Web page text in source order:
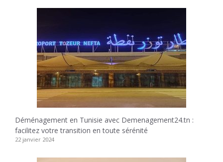
Déménagement en Tunisie avec Demenagement24.tn :
facilitez votre transition en toute sérénité
22 janvier 2024